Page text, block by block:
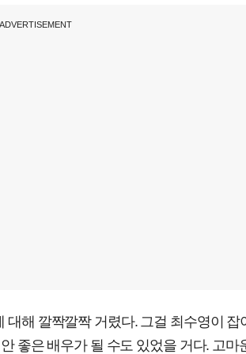
ADVERTISEMENT
해 깔짝깔짝 거렸다. 그걸 최수영이 잡
좋은 배우가 될 수도 있었을 거다. 고마